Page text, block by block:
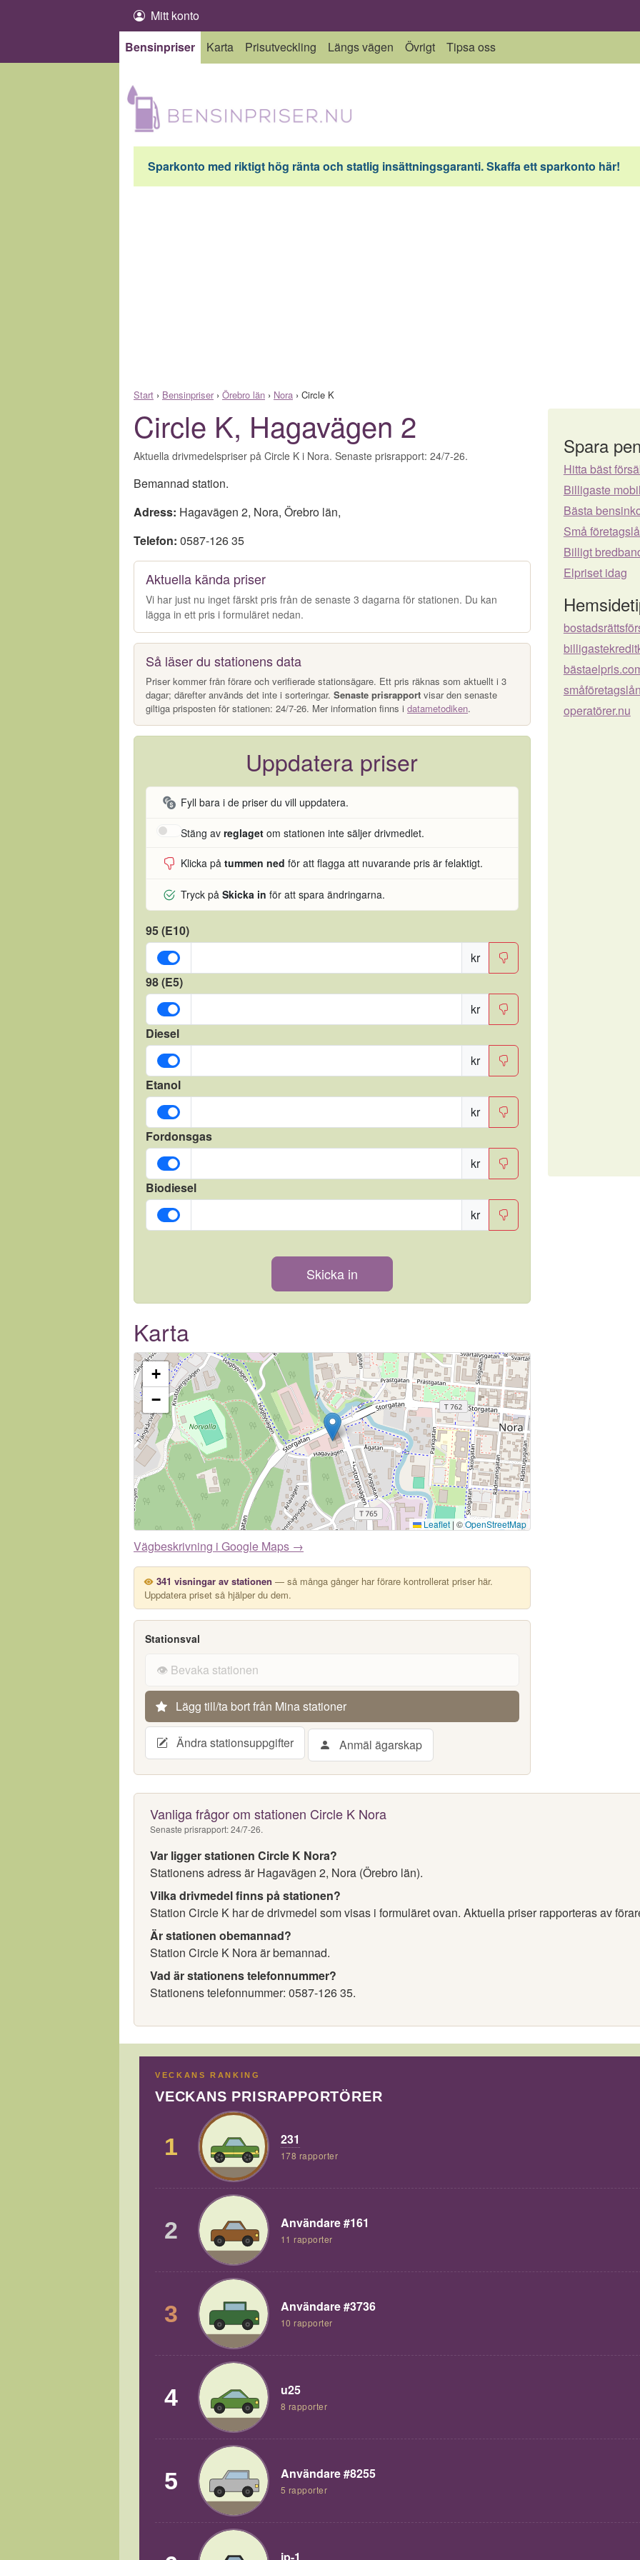
Mitt konto
Bensinpriser
Karta Prisutveckling Längs vägen Övrigt Tipsa oss
Sparkonto med riktigt hög ränta och statlig insättningsgaranti. Skaffa ett sparkonto här!
Start › Bensinpriser› Örebro län › Nora › Circle K
Circle K, Hagavägen 2
Aktuella drivmedelspriser på Circle K i Nora. Senaste prisrapport: 24/7-26.
Bemannad station.
Adress: Hagavägen 2, Nora, Örebro län,
Telefon: 0587-126 35
Aktuella kända priser
Vi har just nu inget färskt pris från de senaste 3 dagarna för stationen. Du kan
lägga in ett pris i formuläret nedan.
Så läser du stationens data
Priser kommer från förare och verifierade stationsägare. Ett pris räknas som aktuellt i 3
dagar; därefter används det inte i sorteringar. Senaste prisrapport visar den senaste
giltiga prisposten för stationen: 24/7-26. Mer information finns i datametodiken.
Uppdatera priser
Fyll bara i de priser du vill uppdatera.
Stäng av reglaget om stationen inte säljer drivmedlet.
Klicka på tummen ned för att flagga att nuvarande pris är felaktigt.
Tryck på Skicka in för att spara ändringarna.
95 (E10)
kr
98 (E5)
kr
Diesel
kr
Etanol
kr
Fordonsgas
kr
Biodiesel
kr
Skicka in
Karta
+
−
Leaflet | ©OpenStreetMap
Vägbeskrivning i Google Maps →
341 visningar av stationen — så många gånger har förare kontrollerat priser här.
Uppdatera priset så hjälper du dem.
Stationsval
👁️ Bevaka stationen
Lägg till/ta bort från Mina stationer
Ändra stationsuppgifter Anmäl ägarskap
Spara
Hitta bäst
Billigaste
Bästa
Små
Billigt
Elpriset idag
operatörer.nu
Vanliga frågor om stationen Circle K Nora
Senaste prisrapport: 24/7-26.
Var ligger stationen Circle K Nora?
Stationens adress är Hagavägen 2, Nora (Örebro län).
Vilka drivmedel finns på stationen?
Station Circle K har de drivmedel som visas i formuläret ovan. Aktuella priser rapporteras av
Är stationen obemannad?
Station Circle K Nora är bemannad.
Vad är stationens telefonnummer?
Stationens telefonnummer: 0587-126 35.
VECKANS RANKING
VECKANS PRISRAPPORTÖRER
1 231
178 rapporter
2 Användare #161
11 rapporter
3 Användare #3736
10 rapporter
4 u25
8 rapporter
5 Användare #8255
5 rapporter